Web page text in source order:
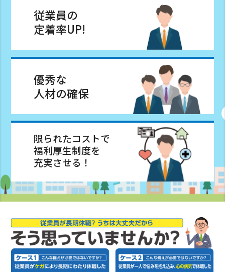
従業員の
定着率UP!
優秀な
人材の確保
限られたコストで
福利厚生制度を
充実させる！